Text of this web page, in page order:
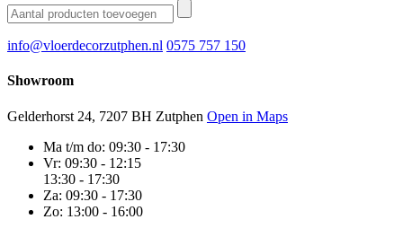
info@vloerdecorzutphen.nl 0575 757 150
Showroom
Gelderhorst 24, 7207 BH Zutphen Open in Maps
Ma t/m do: 09:30 - 17:30
Vr: 09:30 - 12:15
13:30 - 17:30
Za: 09:30 - 17:30
Zo: 13:00 - 16:00